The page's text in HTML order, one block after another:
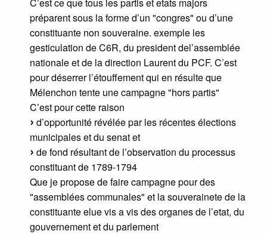
préparent sous la forme d’un "congres" ou d’une
constituante non souveraine. exemple les
gesticulation de C6R, du president del’assemblée
nationale et de la direction Laurent du PCF. C’est
pour déserrer l’étouffement qui en résulte que
Mélenchon tente une campagne "hors partis"
C’est pour cette raison
d’opportunité révélée par les récentes élections
municipales et du senat et
de fond résultant de l’observation du processus
constituant de 1789-1794
Que je propose de faire campagne pour des
"assemblées communales" et la souverainete de la
constituante elue vis a vis des organes de l’etat, du
gouvernement et du parlement